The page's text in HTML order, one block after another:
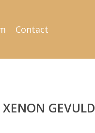
Contact
GEVULD